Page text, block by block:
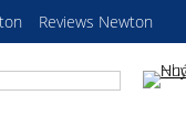
Reviews Newton